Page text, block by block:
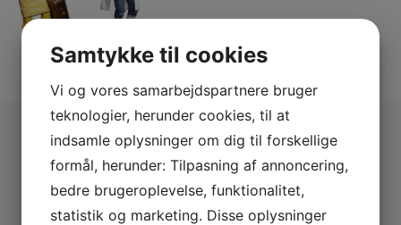
Samtykke til cookies
Vi og vores samarbejdspartnere bruger
teknologier, herunder cookies, til at
indsamle oplysninger om dig til forskellige
formål, herunder: Tilpasning af annoncering,
bedre brugeroplevelse, funktionalitet,
statistik og marketing. Disse oplysninger